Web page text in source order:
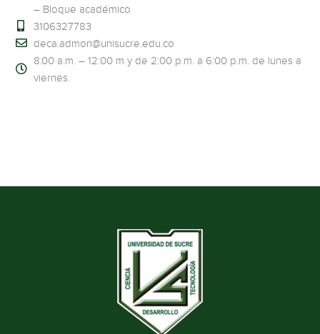
– Bloque académico
3106327783
deca.admon@unisucre.edu.co
8.00 a.m. – 12:00 m y de 2:00 p.m. a 6:00 p.m. de lunes a
viernes.